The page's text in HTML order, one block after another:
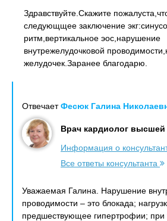
Здравствуйте.Скажите
следующщее заключение
ритм,вертикальное эос,нарушение
внутрежелудочковой
желудочек.Заранее благодарю.
ОтвечаетФесюк Галина
Врач кардиолог высшей
Информация о
Все ответы консультанта
Уважаемая Галина. Нарушение
проводимости – это блокада;
предшествующее гипертрофии; при